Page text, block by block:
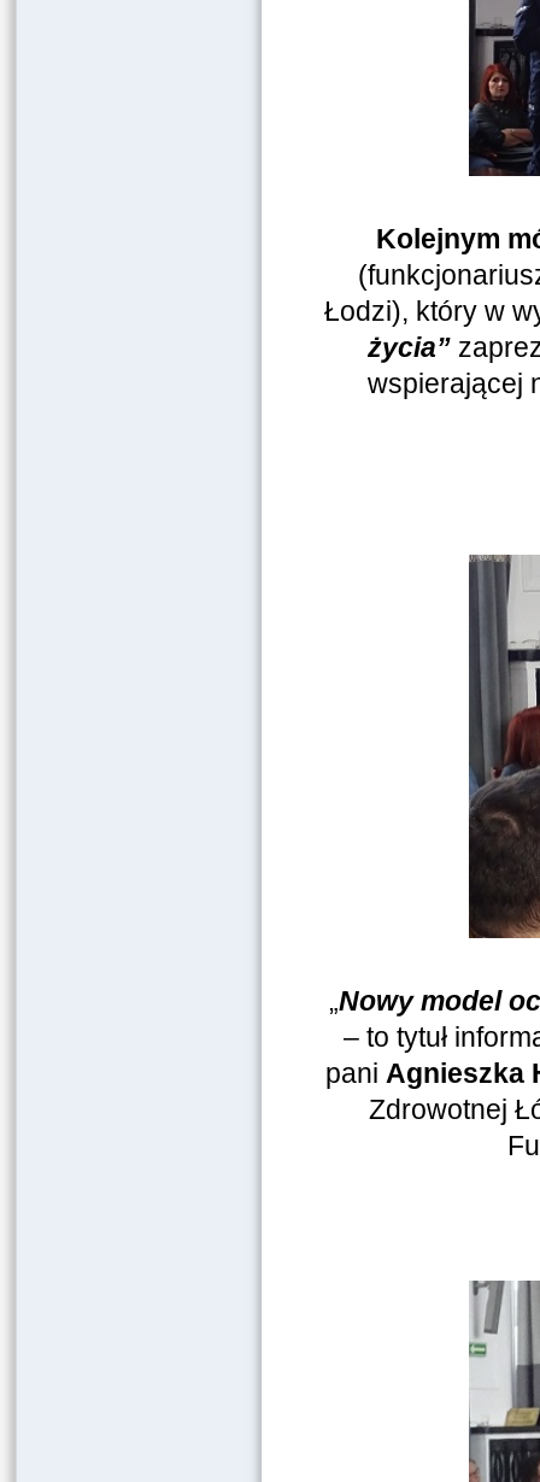
Kolejnym
Łodzi), który w
życia”
wspierającej
„Nowy model
– to tytuł
pani Agnieszka
Zdrowotnej